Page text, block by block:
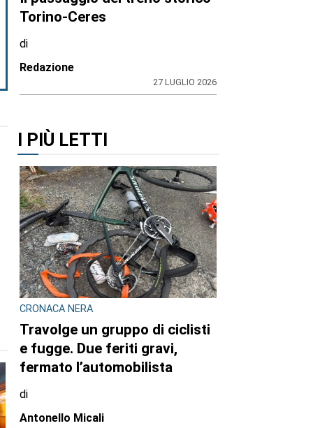
Torino-Ceres
di
Redazione
27 LUGLIO 2026
I PIÙ LETTI
CRONACA NERA
Travolge un gruppo di ciclisti
e fugge. Due feriti gravi,
fermato l’automobilista
di
Antonello Micali